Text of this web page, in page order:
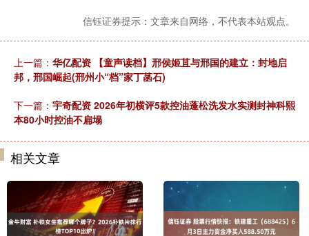
信钰证券提示：文章来自网络，不代表本站观点。
上一篇： 华亿配资 【童声读档】邢侯姬苴与邢国的建立：封地启
邦，邢国崛起(邢州小“档”家丁菡石)
下一篇： 宇奇配资 2026年初横评5款控油蓬松洗发水实测封神科熙
本80小时控油不扁塌
相关文章